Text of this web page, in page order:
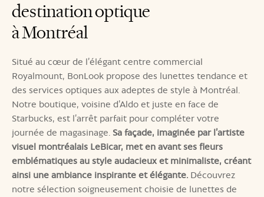
destination optique
à Montréal
Situé au cœur de l’élégant centre commercial
Royalmount, BonLook propose des lunettes tendance et
des services optiques aux adeptes de style à Montréal.
Notre boutique, voisine d’Aldo et juste en face de
Starbucks, est l’arrêt parfait pour compléter votre
journée de magasinage. Sa façade, imaginée par l’artiste
visuel montréalais LeBicar, met en avant ses fleurs
emblématiques au style audacieux et minimaliste, créant
ainsi une ambiance inspirante et élégante. Découvrez
notre sélection soigneusement choisie de lunettes de